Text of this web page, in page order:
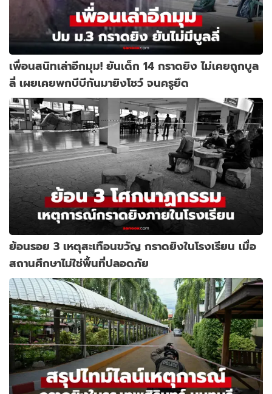
เพื่อนสนิทเล่าอีกมุม! ยันเด็ก 14 กราดยิง ไม่เคยถูกบูล
ลี่ เผยเคยพกบีบีกันมายิงโชว์ จนครูยึด
ย้อนรอย 3 เหตุสะเทือนขวัญ กราดยิงในโรงเรียน เมื่อ
สถานศึกษาไม่ใช่พื้นที่ปลอดภัย